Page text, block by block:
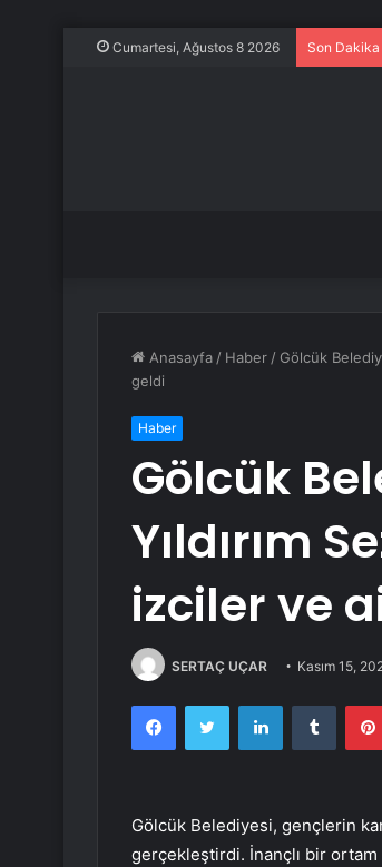
Cumartesi, Ağustos 8 2026 Son
Anasayfa / Haber / Gölcük
geldi
Haber
Gölcük
Yıldırım
izciler ve
SERTAÇ UÇAR Kasım 15,
FacebookTwitter LinkedInTumblr
Gölcük Belediyesi, gençlerin
gerçekleştirdi. İnançlı bir ortam